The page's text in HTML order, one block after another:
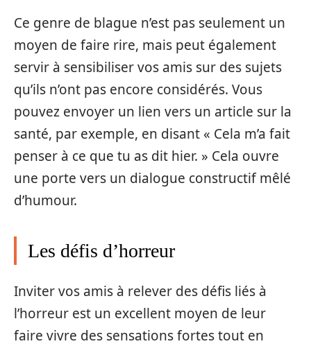
Ce genre de blague n’est pas seulement un
moyen de faire rire, mais peut également
servir à sensibiliser vos amis sur des sujets
qu’ils n’ont pas encore considérés. Vous
pouvez envoyer un lien vers un article sur la
santé, par exemple, en disant « Cela m’a fait
penser à ce que tu as dit hier. » Cela ouvre
une porte vers un dialogue constructif mêlé
d’humour.
Les défis d’horreur
Inviter vos amis à relever des défis liés à
l’horreur est un excellent moyen de leur
faire vivre des sensations fortes tout en